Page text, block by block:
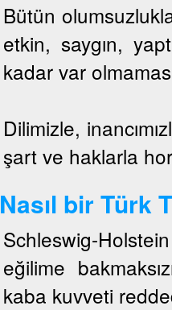
Bütün
etkin, saygın,
kadar var
Dilimizle,
şart ve haklarla
Nasıl bir Türk
Schleswig-
eğilime
kaba kuvveti